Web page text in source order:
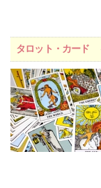
タロット・カード